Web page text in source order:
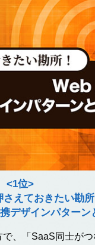
<1位>
えておきたい勘
デザインパターン
、「SaaS同士が